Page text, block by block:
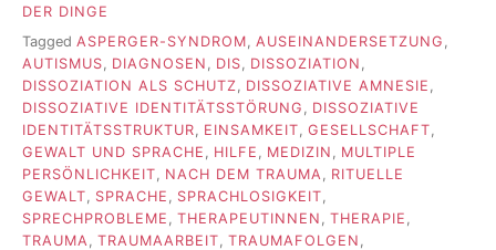
DER DINGE
Tagged ASPERGER-SYNDROM AUSEINANDERSETZUNG
AUTISMUS
DIAGNOSEN DIS DISSOZIATION
DISSOZIATION ALS SCHUTZ
DISSOZIATIVE AMNESIE
DISSOZIATIVE IDENTITÄTSSTÖRUNG
DISSOZIATIVE
IDENTITÄTSSTRUKTUR
EINSAMKEIT GESELLSCHAFT
GEWALT UND SPRACHE
HILFE MEDIZIN
MULTIPLE
PERSÖNLICHKEIT
NACH DEM TRAUMA
RITUELLE
GEWALT
SPRACHE SPRACHLOSIGKEIT
SPRECHPROBLEME
THERAPEUTINNEN THERAPIE
TRAUMA
TRAUMAARBEIT TRAUMAFOLGEN